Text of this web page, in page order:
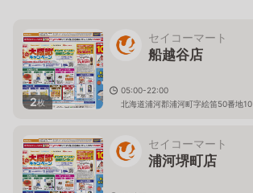
2枚
セイコーマート
船越谷店
05:00-22:00
北海道浦河郡浦河町字絵笛50番地10
セイコーマート
浦河堺町店